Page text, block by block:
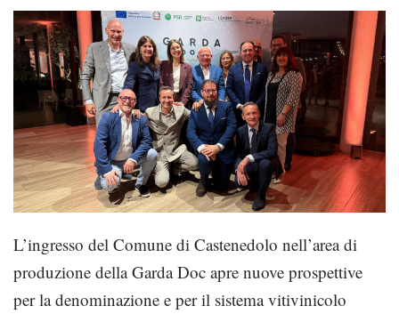
L’ingresso del Comune di Castenedolo nell’area di
produzione della Garda Doc apre nuove prospettive
per la denominazione e per il sistema vitivinicolo